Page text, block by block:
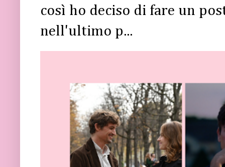
così ho deciso di fare un
nell'ultimo p...